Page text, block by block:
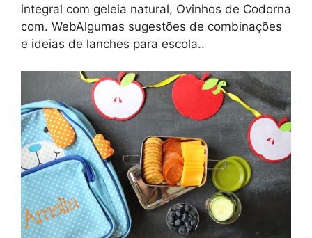
integral com geleia natural, Ovinhos de Codorna
com. WebAlgumas sugestões de combinações
e ideias de lanches para escola..